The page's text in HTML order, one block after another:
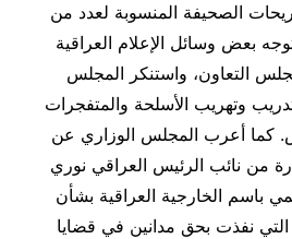
الصحيفة المنسوبة لعدد من
بعض وسائل الإعلام العراقية
التعاون، واستنكر المجلس
وتهريب الأسلحة والمتفجرات
كما أعرب المجلس الوزاري عن
من نائب الرئيس العراقي نوري
باسم الخارجية العراقية بشأن
التي نفذت بحق مدانين في قضايا